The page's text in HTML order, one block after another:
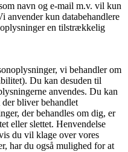
navn og e-mail m.v. vil kun
anvender kun databehandlere
en tilstrækkelig
vi behandler om
Du kan desuden til
anvendes. Du kan
bliver behandlet
der behandles om dig, er
eller slettet. Henvendelse
du vil klage over vores
har du også mulighed for at